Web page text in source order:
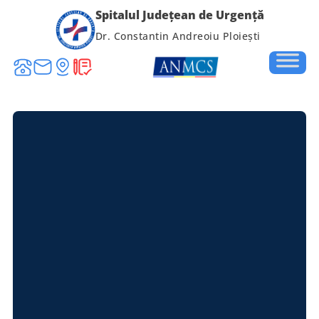
Spitalul Județean de Urgență
Dr. Constantin Andreoiu Ploiești